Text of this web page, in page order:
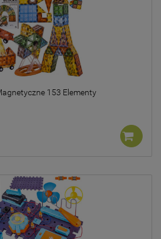
153 Elementy